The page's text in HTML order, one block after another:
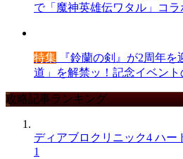
で「魔神英雄伝ワタル」コラ
特集 『鈴蘭の剣』が2周年
道」を解禁ッ！記念イベント
攻略記事ランキング
ディアブロクリニック4 ハー
1